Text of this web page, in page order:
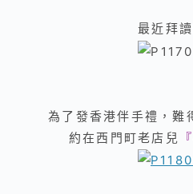
最近拜
為了發香港伴手禮，難
約在西門町老店兒